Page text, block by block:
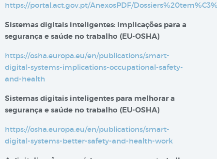
https://portal.act.gov.pt/AnexosPDF/
Sistemas digitais inteligentes: implicações para a
segurança e saúde no trabalho (EU-OSHA)
https://osha.europa.eu/en/publications/smart-
digital-systems-implications-occupational-safety-
and-health
Sistemas digitais inteligentes para melhorar a
segurança e saúde no trabalho​​ (EU-OSHA)
https://osha.europa.eu/en/publications/smart-
digital-systems-better-safety-and-health-work